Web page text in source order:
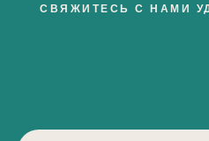
СВЯЖИТЕСЬ С НАМИ